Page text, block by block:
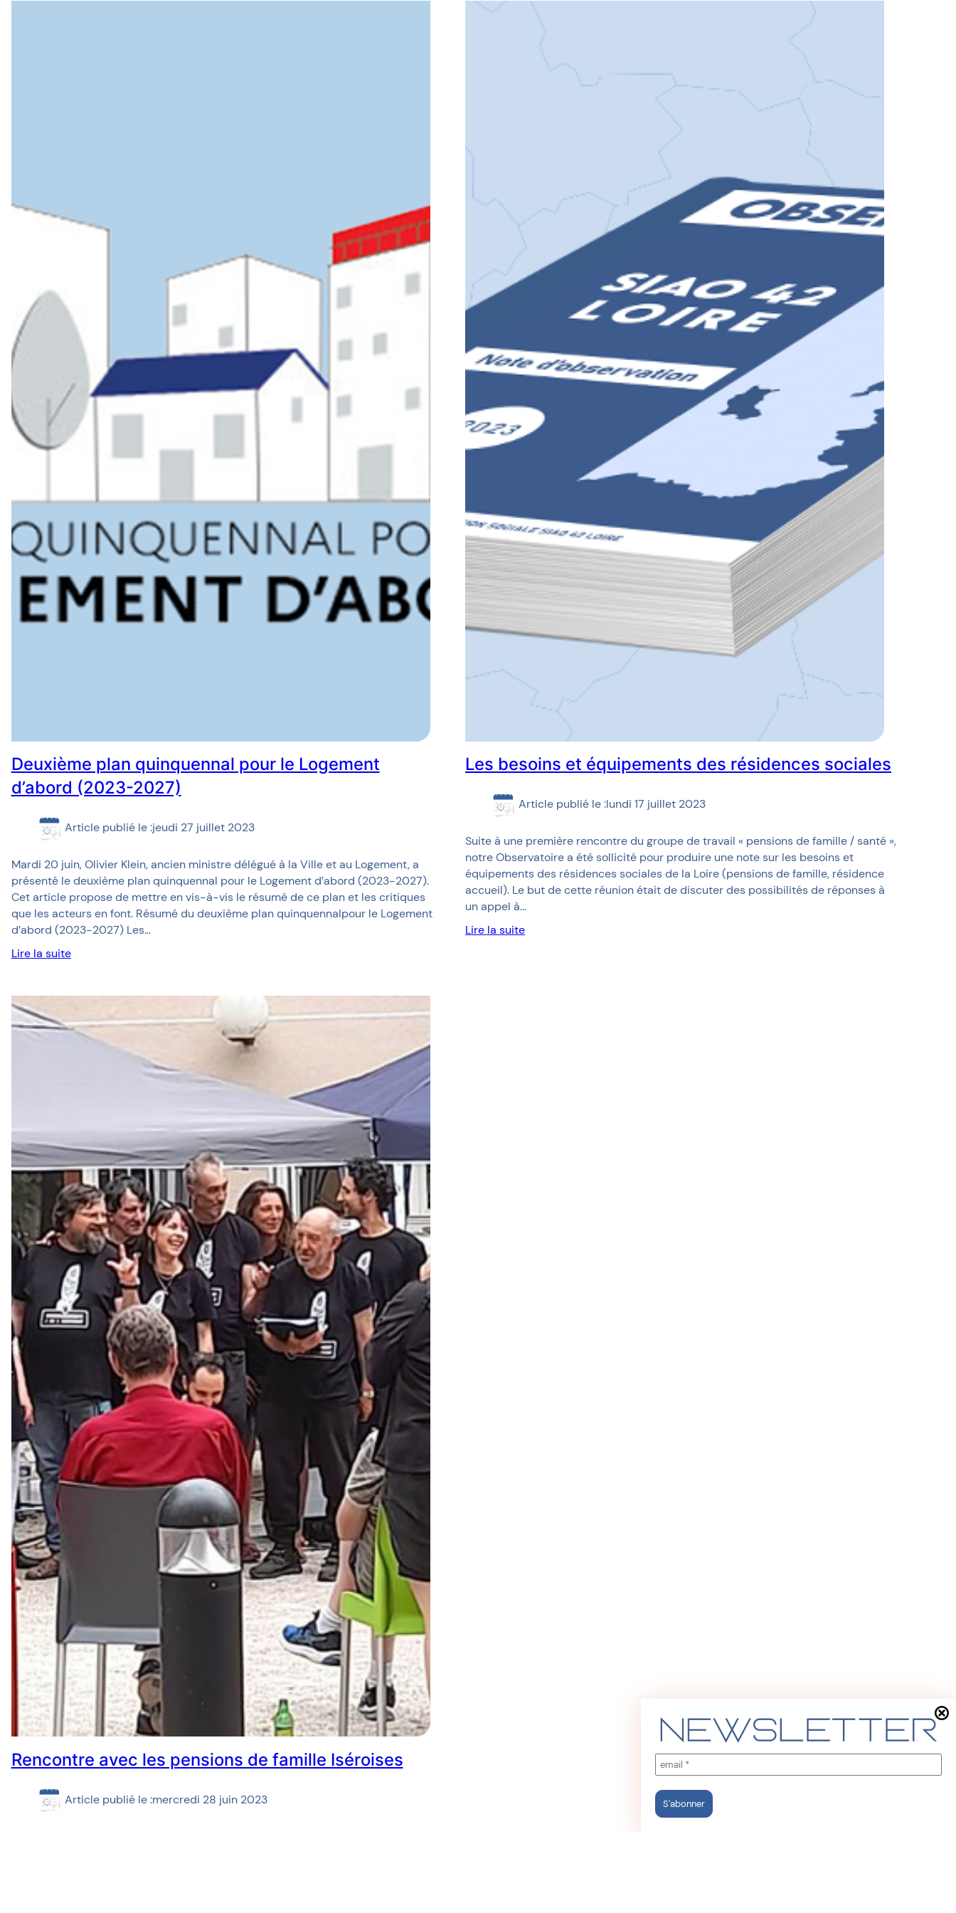
Deuxième plan quinquennal pour le Logement
d’abord (2023-2027)
Article publié le :jeudi 27 juillet 2023
Mardi 20 juin, Olivier Klein, ancien ministre délégué à la Ville et au Logement, a
présenté le deuxième plan quinquennal pour le Logement d’abord (2023-2027).
Cet article propose de mettre en vis-à-vis le résumé de ce plan et les critiques
que les acteurs en font. Résumé du deuxième plan quinquennalpour le Logement
d’abord (2023-2027) Les…
Lire la suite
Les besoins et équipements des résidences sociales
Article publié le :lundi 17 juillet 2023
Suite à une première rencontre du groupe de travail « pensions de famille / santé »,
notre Observatoire a été sollicité pour produire une note sur les besoins et
équipements des résidences sociales de la Loire (pensions de famille, résidence
accueil). Le but de cette réunion était de discuter des possibilités de réponses à
un appel à…
Lire la suite
Rencontre avec les pensions de famille Iséroises
Article publié le :mercredi 28 juin 2023